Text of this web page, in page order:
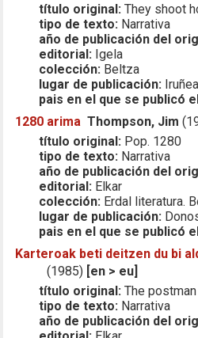
título original: They shoot
tipo de texto: Narrativa
año de publicación del
editorial: Igela
colección: Beltza
lugar de publicación: Iruñea
pais en el que se publicó
1280 arima Thompson, Jim
título original: Pop. 1280
tipo de texto: Narrativa
año de publicación del
editorial: Elkar
colección: Erdal literatura.
lugar de publicación:
pais en el que se publicó
Karteroak beti deitzen du bi
(1985) [en > eu]
título original: The
tipo de texto: Narrativa
año de publicación del